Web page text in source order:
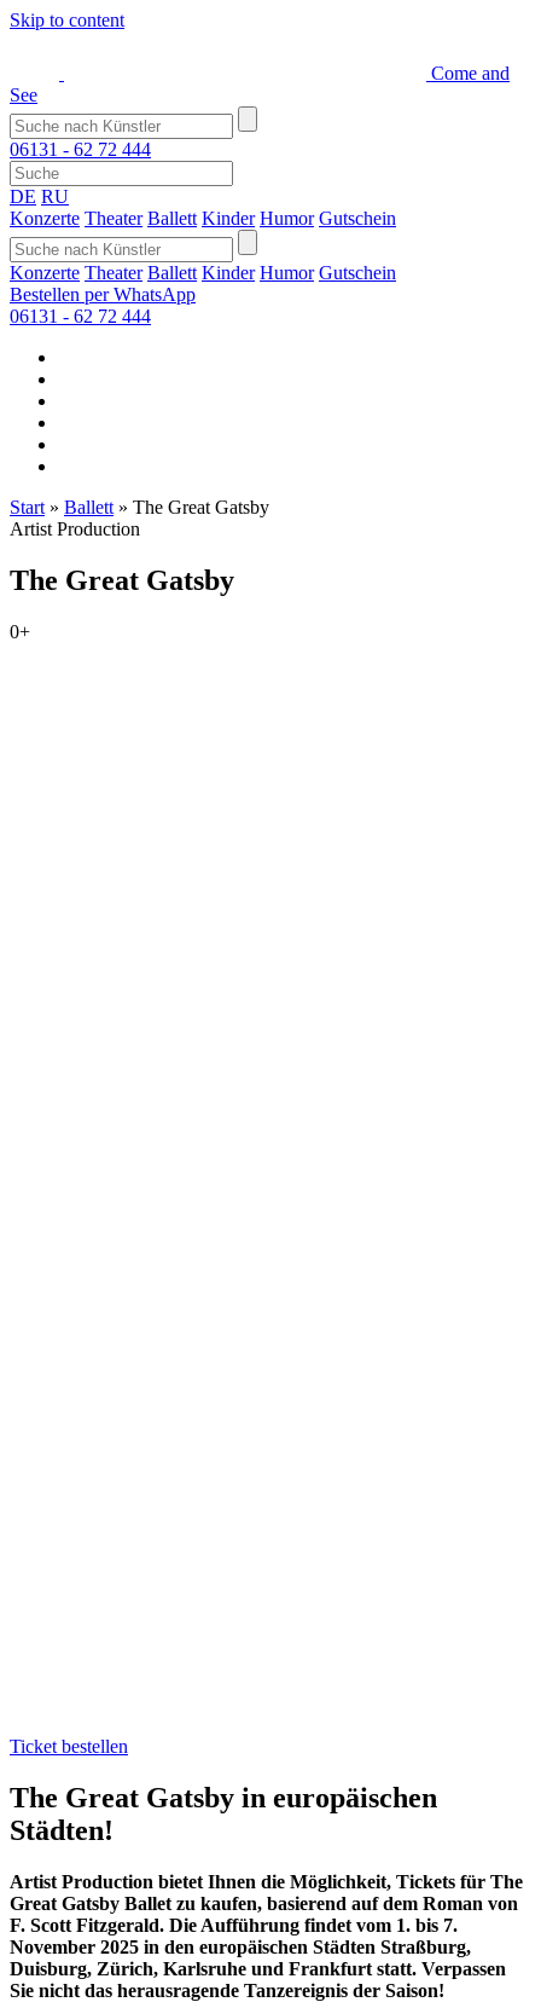
Skip to content
Come and
See
06131 - 62 72 444
DE RU
Konzerte Theater Ballett Kinder Humor Gutschein
Konzerte Theater Ballett Kinder Humor Gutschein
Bestellen per WhatsApp
06131 - 62 72 444
Start » Ballett » The Great Gatsby
Artist Production
The Great Gatsby
0+
Ticket bestellen
The Great Gatsby in europäischen
Städten!
Artist Production bietet Ihnen die Möglichkeit, Tickets für The
Great Gatsby Ballet zu kaufen, basierend auf dem Roman von
F. Scott Fitzgerald. Die Aufführung findet vom 1. bis 7.
November 2025 in den europäischen Städten Straßburg,
Duisburg, Zürich, Karlsruhe und Frankfurt statt. Verpassen
Sie nicht das herausragende Tanzereignis der Saison!